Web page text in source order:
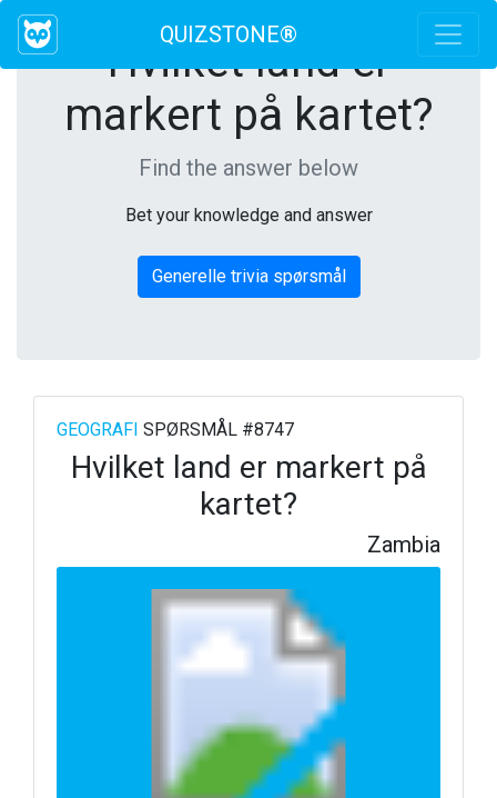
QUIZSTONE®
Hvilket land er
markert på kartet?
Find the answer below
Bet your knowledge and answer
Generelle trivia spørsmål
GEOGRAFI SPØRSMÅL #8747
Hvilket land er markert på
kartet?
Zambia